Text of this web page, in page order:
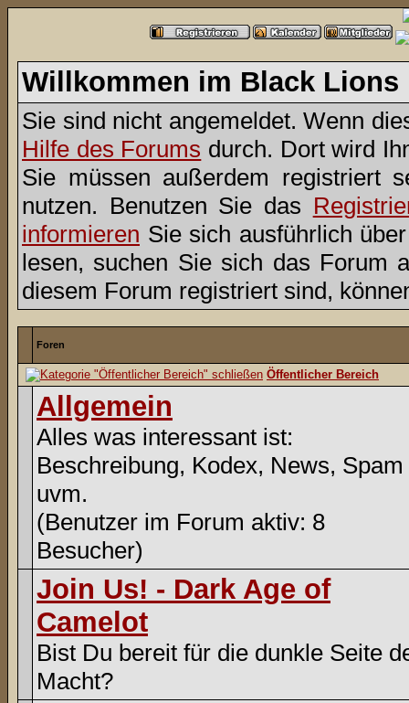
Willkommen im Black Lions
Sie sind nicht angemeldet. Wenn
Hilfe des Forums durch. Dort wird
Sie müssen außerdem registriert
nutzen. Benutzen Sie das
informieren Sie sich ausführlich
lesen, suchen Sie sich das Forum
diesem Forum registriert sind,
Foren
Öffentlicher Bereich
Allgemein
Alles was interessant ist:
Beschreibung, Kodex, News, Spam
uvm.
(Benutzer im Forum aktiv: 8
Besucher)
Join Us! - Dark Age of
Camelot
Bist Du bereit für die dunkle Seite
Macht?